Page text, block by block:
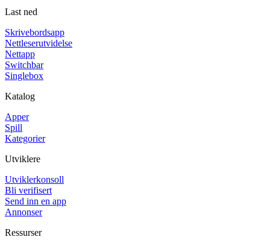
Last ned
Skrivebordsapp
Nettleserutvidelse
Nettapp
Switchbar
Singlebox
Katalog
Apper
Spill
Kategorier
Utviklere
Utviklerkonsoll
Bli verifisert
Send inn en app
Annonser
Ressurser